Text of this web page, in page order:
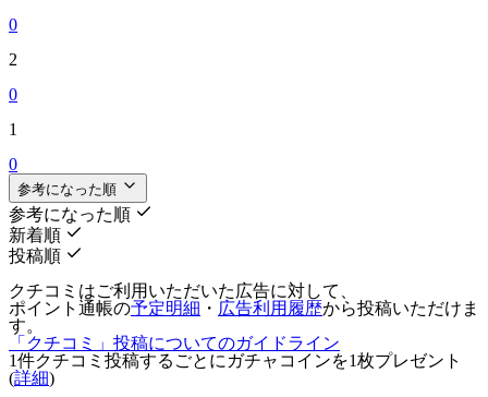
0
2
0
1
0
参考になった順
参考になった順
新着順
投稿順
クチコミはご利用いただいた広告に対して、
ポイント通帳の予定明細 ・ 広告利用履歴から投稿いただけま
す。
「クチコミ」投稿についてのガイドライン
1件クチコミ投稿するごとに ガチャコインを1枚プレゼント
(詳細)